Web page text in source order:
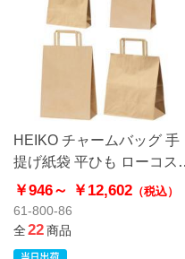
HEIKO チャームバッグ 手
提げ紙袋 平ひも ローコスト
タイプ 茶無地
￥946～ ￥12,602 （税込）
61-800-86
全22商品